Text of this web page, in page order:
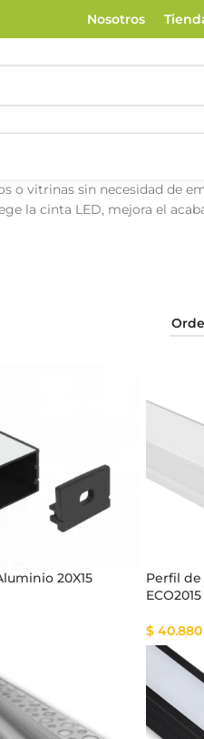
Nosotros
o vitrinas sin necesidad de
la cinta LED, mejora el
20X15
Perfil de
ECO2015
$40.880